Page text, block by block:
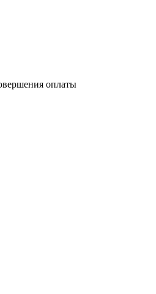
оплаты